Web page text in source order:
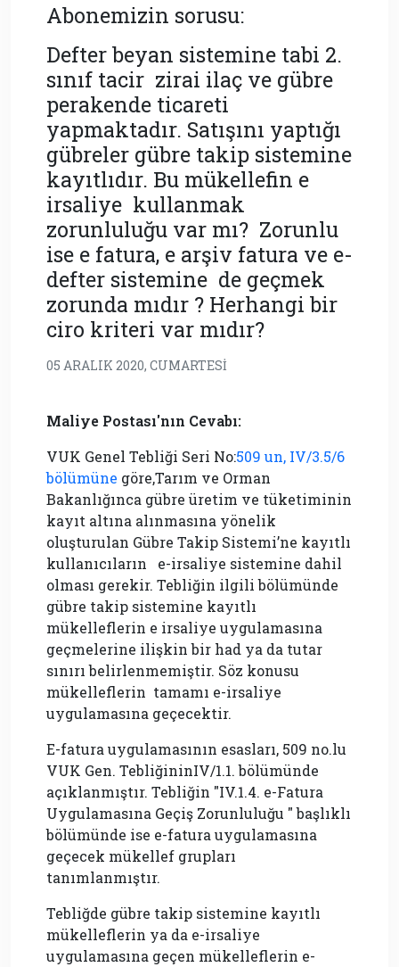
Abonemizin sorusu:
Defter beyan sistemine tabi 2.
sınıf tacir zirai ilaç ve gübre
perakende ticareti
yapmaktadır. Satışını yaptığı
gübreler gübre takip sistemine
kayıtlıdır. Bu mükellefin e
irsaliye kullanmak
zorunluluğu var mı? Zorunlu
ise e fatura, e arşiv fatura ve e-
defter sistemine de geçmek
zorunda mıdır ? Herhangi bir
ciro kriteri var mıdır?
05 ARALIK 2020, CUMARTESI
Maliye Postası'nın Cevabı:
VUK Genel Tebliği Seri No:509 un, IV/3.5/6
bölümüne göre,Tarım ve Orman
Bakanlığınca gübre üretim ve tüketiminin
kayıt altına alınmasına yönelik
oluşturulan Gübre Takip Sistemi’ne kayıtlı
kullanıcıların e-irsaliye sistemine dahil
olması gerekir. Tebliğin ilgili bölümünde
gübre takip sistemine kayıtlı
mükelleflerin e irsaliye uygulamasına
geçmelerine ilişkin bir had ya da tutar
sınırı belirlenmemiştir. Söz konusu
mükelleflerin tamamı e-irsaliye
uygulamasına geçecektir.
E-fatura uygulamasının esasları, 509 no.lu
VUK Gen. TebliğininIV/1.1. bölümünde
açıklanmıştır. Tebliğin "IV.1.4. e-Fatura
Uygulamasına Geçiş Zorunluluğu " başlıklı
bölümünde ise e-fatura uygulamasına
geçecek mükellef grupları
tanımlanmıştır.
Tebliğde gübre takip sistemine kayıtlı
mükelleflerin ya da e-irsaliye
uygulamasına geçen mükelleflerin e-